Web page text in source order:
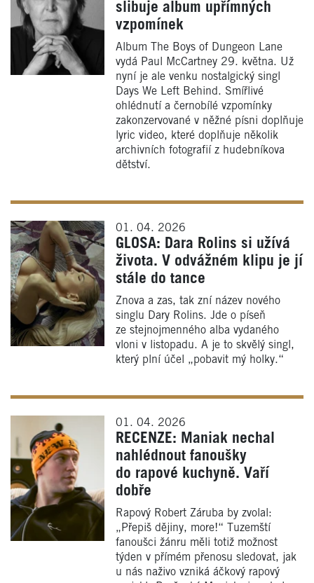
slibuje album upřímných
vzpomínek
Album The Boys of Dungeon Lane
vydá Paul McCartney 29. května. Už
nyní je ale venku nostalgický singl
Days We Left Behind. Smířlivé
ohlédnutí a černobílé vzpomínky
zakonzervované v něžné písni doplňuje
lyric video, které doplňuje několik
archivních fotografií z hudebníkova
dětství.
01. 04. 2026
GLOSA: Dara Rolins si užívá
života. V odvážném klipu je jí
stále do tance
Znova a zas, tak zní název nového
singlu Dary Rolins. Jde o píseň
ze stejnojmenného alba vydaného
vloni v listopadu. A je to skvělý singl,
který plní účel „pobavit mý holky.“
01. 04. 2026
RECENZE: Maniak nechal
nahlédnout fanoušky
do rapové kuchyně. Vaří
dobře
Rapový Robert Záruba by zvolal:
„Přepiš dějiny, more!“ Tuzemští
fanoušci žánru měli totiž možnost
týden v přímém přenosu sledovat, jak
u nás naživo vzniká áčkový rapový